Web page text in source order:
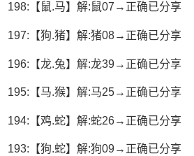
198:【鼠.马】解:鼠07→正确已分享
197:【狗.猪】解:猪08→正确已分享
196:【龙.兔】解:龙39→正确已分享
195:【马.猴】解:马25→正确已分享
194:【鸡.蛇】解:蛇26→正确已分享
193:【狗.蛇】解:狗09→正确已分享